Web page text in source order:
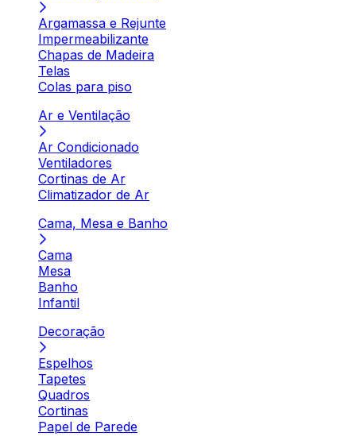
Argamassa e Rejunte
Impermeabilizante
Chapas de Madeira
Telas
Colas para piso
Ar e Ventilação
Ar Condicionado
Ventiladores
Cortinas de Ar
Climatizador de Ar
Cama, Mesa e Banho
Cama
Mesa
Banho
Infantil
Decoração
Espelhos
Tapetes
Quadros
Cortinas
Papel de Parede